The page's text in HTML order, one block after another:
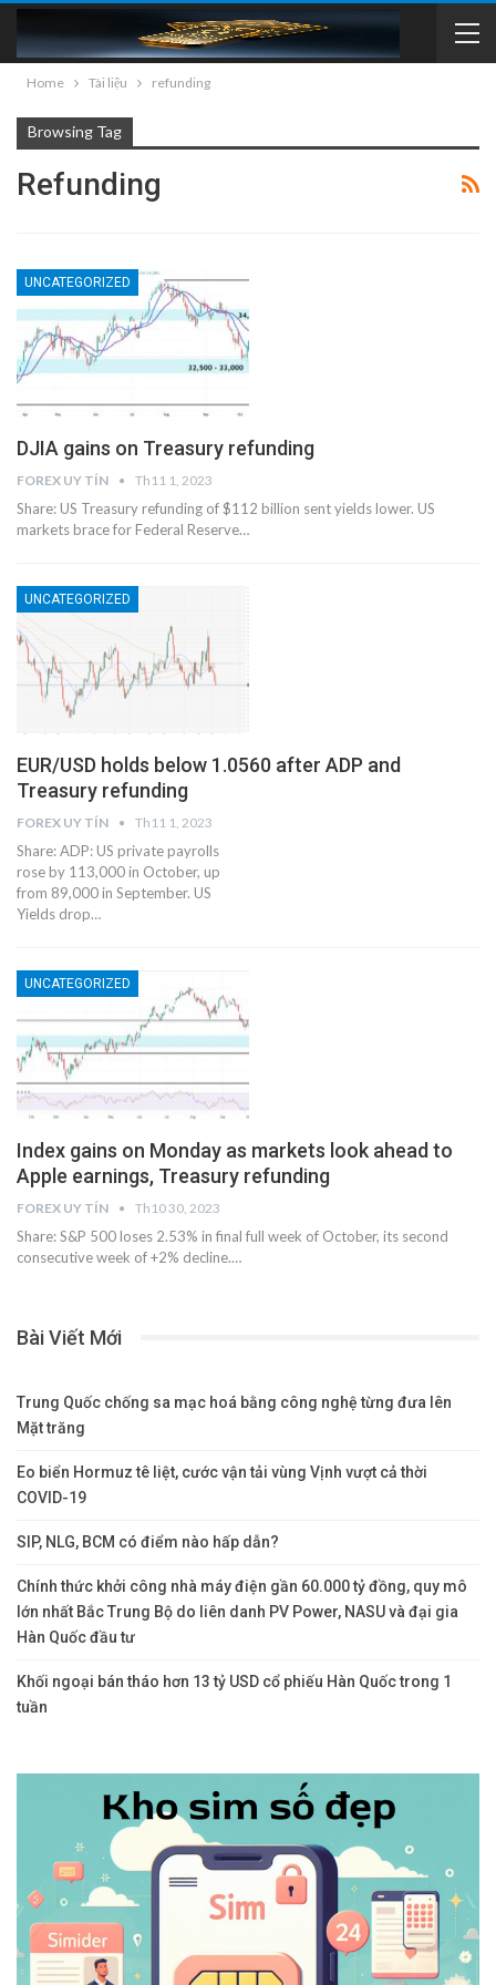
Home Tài liệu refunding
Browsing Tag
Refunding
UNCATEGORIZED
DJIA gains on Treasury refunding
FOREX UY TÍN Th11 1, 2023
Share: US Treasury refunding of $112 billion sent yields lower. US
markets brace for Federal Reserve…
UNCATEGORIZED
EUR/USD holds below 1.0560 after ADP and
Treasury refunding
FOREX UY TÍN Th11 1, 2023
Share: ADP: US private payrolls
rose by 113,000 in October, up
from 89,000 in September. US
Yields drop…
UNCATEGORIZED
Index gains on Monday as markets look ahead to
Apple earnings, Treasury refunding
FOREX UY TÍN Th10 30, 2023
Share: S&P 500 loses 2.53% in final full week of October, its second
consecutive week of +2% decline.…
Bài Viết Mới
Trung Quốc chống sa mạc hoá bằng công nghệ từng đưa lên
Mặt trăng
Eo biển Hormuz tê liệt, cước vận tải vùng Vịnh vượt cả thời
COVID-19
SIP, NLG, BCM có điểm nào hấp dẫn?
Chính thức khởi công nhà máy điện gần 60.000 tỷ đồng, quy mô
lớn nhất Bắc Trung Bộ do liên danh PV Power, NASU và đại gia
Hàn Quốc đầu tư
Khối ngoại bán tháo hơn 13 tỷ USD cổ phiếu Hàn Quốc trong 1
tuần